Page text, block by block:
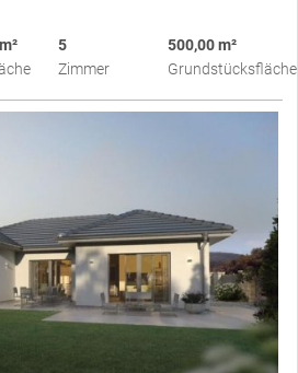
5
Zimmer
500,00 m²
Grundstücksfläche